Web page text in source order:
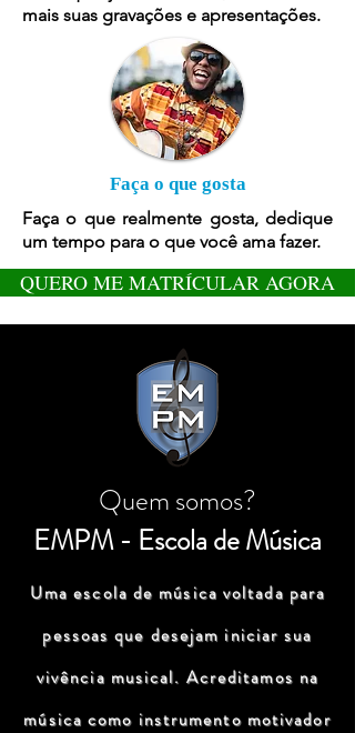
mais suas gravações e apresentações.
Faça o que gosta
Faça o que realmente gosta, dedique
um tempo para o que você ama fazer.
QUERO ME MATRÍCULAR AGORA
Quem somos?
EMPM - Escola de Música
Uma escola de música voltada para
pessoas que desejam iniciar sua
vivência musical. Acreditamos na
música como instrumento motivador